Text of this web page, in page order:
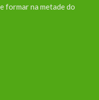
formar na metade do